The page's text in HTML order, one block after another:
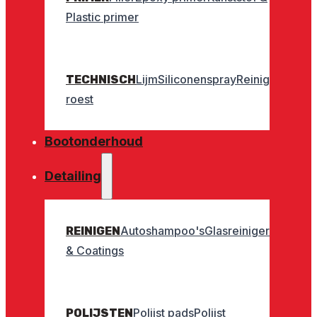
Plastic primer
TECHNISCHLijmSiliconensprayReinigers
roest
Bootonderhoud
Detailing
REINIGENAutoshampoo'sGlasreinigers
& Coatings
POLIJSTENPolijst padsPolijst